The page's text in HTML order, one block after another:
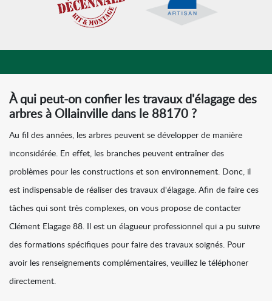
À qui peut-on confier les travaux d'élagage des
arbres à Ollainville dans le 88170 ?
Au fil des années, les arbres peuvent se développer de manière
inconsidérée. En effet, les branches peuvent entraîner des
problèmes pour les constructions et son environnement. Donc, il
est indispensable de réaliser des travaux d'élagage. Afin de faire ces
tâches qui sont très complexes, on vous propose de contacter
Clément Elagage 88. Il est un élagueur professionnel qui a pu suivre
des formations spécifiques pour faire des travaux soignés. Pour
avoir les renseignements complémentaires, veuillez le téléphoner
directement.